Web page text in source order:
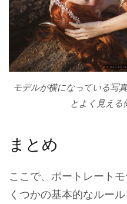
モデルが横になっている写
とよく見える
まとめ
ここで、ポートレート
くつかの基本的なルー